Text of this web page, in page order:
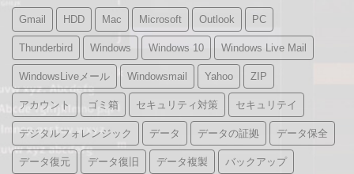
Gmail HDD Mac Microsoft Outlook PC
Thunderbird Windows Windows 10 Windows Live Mail
WindowsLiveメール Windowsmail Yahoo ZIP
アカウント ゴミ箱 セキュリティ対策 セキュリテイ
デジタルフォレンジック データ データの証拠 データ保全
データ復元 データ復旧 データ複製 バックアップ